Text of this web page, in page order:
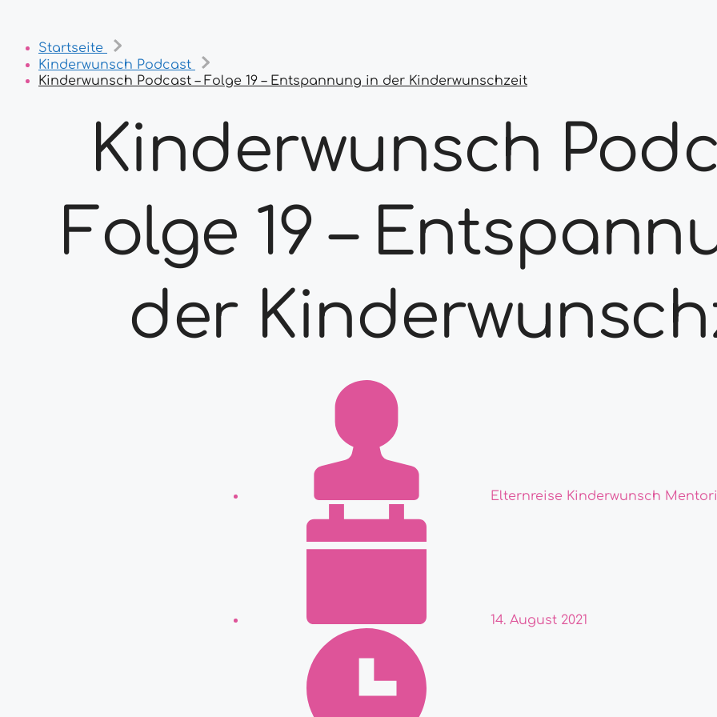
Startseite
Kinderwunsch Podcast
Kinderwunsch Podcast – Folge 19 – Entspannung in der Kinderwunschzeit
Kinderwunsch
Folge 19 –
der
Elternreise Kinderwunsch
14. August 2021